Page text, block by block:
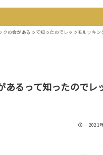
クの会があるって知ったのでレッツモルッキ
あるって知ったので
投稿日
2021